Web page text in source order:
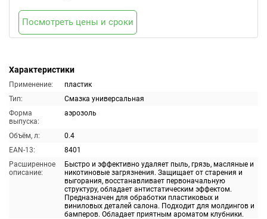
Характеристики
Применение:
пластик
Тип:
Смазка универсальная
Форма
выпуска:
аэрозоль
Объём, л:
0.4
EAN-13:
8401
Расширенное
описание:
Быстро и эффективно удаляет пыль, грязь, масляные и
никотиновые загрязнения. Защищает от старения и
выгорания, восстанавливает первоначальную
структуру, обладает антистатическим эффектом.
Предназначен для обработки пластиковых и
виниловых деталей салона. Подходит для молдингов и
бамперов. Обладает приятным ароматом клубники.
Посмотреть цены и сроки